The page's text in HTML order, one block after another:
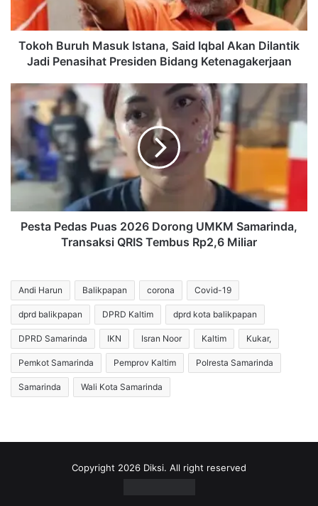
Dilantik
Jadi
Penasihat
Presiden
Ketenagakerjaan
Tokoh Buruh Masuk Istana, Said Iqbal Akan Dilantik
Jadi Penasihat Presiden Bidang Ketenagakerjaan
Pesta
Pedas
Puas
2026
Dorong
UMKM
Samarinda,
QRIS
Tembus
Pesta Pedas Puas 2026 Dorong UMKM Samarinda,
Transaksi QRIS Tembus Rp2,6 Miliar
Andi Harun Balikpapan corona Covid-19
dprd balikpapan DPRD Kaltim dprd kota balikpapan
DPRD Samarinda IKN Isran Noor Kaltim Kukar,
Pemkot Samarinda Pemprov Kaltim Polresta Samarinda
Samarinda Wali Kota Samarinda
Copyright 2026 Diksi. All right reserved